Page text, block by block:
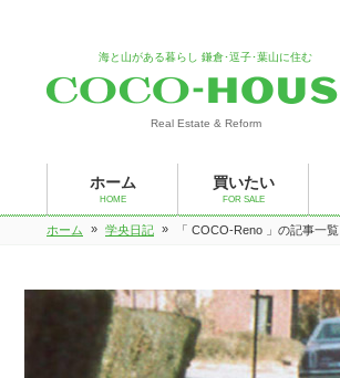
海と山がある暮らし 鎌倉･逗子･葉山に住む
Real Estate & Reform
ホーム
HOME
買いたい
FOR SALE
ホーム » 学央日記 » 「 COCO-Reno 」の記事一覧